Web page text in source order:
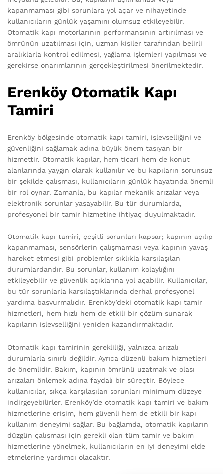
kapanmaması gibi sorunlara yol açar ve nihayetinde
kullanıcıların günlük yaşamını olumsuz etkileyebilir.
Otomatik kapı motorlarının performansının artırılması ve
ömrünün uzatılması için, uzman kişiler tarafından belirli
aralıklarla kontrol edilmesi, yağlama işlemleri yapılması ve
gerekirse onarımlarının gerçekleştirilmesi önerilmektedir.
Erenköy Otomatik Kapı
Tamiri
Erenköy bölgesinde otomatik kapı tamiri, işlevselliğini ve
güvenliğini sağlamak adına büyük önem taşıyan bir
hizmettir. Otomatik kapılar, hem ticari hem de konut
alanlarında yaygın olarak kullanılır ve bu kapıların sorunsuz
bir şekilde çalışması, kullanıcıların günlük hayatında önemli
bir rol oynar. Zamanla, bu kapılar mekanik arızalar veya
elektronik sorunlar yaşayabilir. Bu tür durumlarda,
profesyonel bir tamir hizmetine ihtiyaç duyulmaktadır.
Otomatik kapı tamiri, çeşitli sorunları kapsar; kapının açılıp
kapanmaması, sensörlerin çalışmaması veya kapının yavaş
hareket etmesi gibi problemler sıklıkla karşılaşılan
durumlardandır. Bu sorunlar, kullanım kolaylığını
etkileyebilir ve güvenlik açıklarına yol açabilir. Kullanıcılar,
bu tür sorunlarla karşılaştıklarında derhal profesyonel
yardıma başvurmalıdır. Erenköy’deki otomatik kapı tamir
hizmetleri, hem hızlı hem de etkili bir çözüm sunarak
kapıların işlevselliğini yeniden kazandırmaktadır.
Otomatik kapı tamirinin gerekliliği, yalnızca arızalı
durumlarla sınırlı değildir. Ayrıca düzenli bakım hizmetleri
de önemlidir. Bakım, kapının ömrünü uzatmak ve olası
arızaları önlemek adına faydalı bir süreçtir. Böylece
kullanıcılar, sıkça karşılaşılan sorunları minimum düzeye
indirgeyebilirler. Erenköy’de otomatik kapı tamiri ve bakım
hizmetlerine erişim, hem güvenli hem de etkili bir kapı
kullanım deneyimi sağlar. Bu bağlamda, otomatik kapıların
düzgün çalışması için gerekli olan tüm tamir ve bakım
hizmetlerine yönelmek, kullanıcıların en iyi deneyimi elde
etmelerine yardımcı olacaktır.